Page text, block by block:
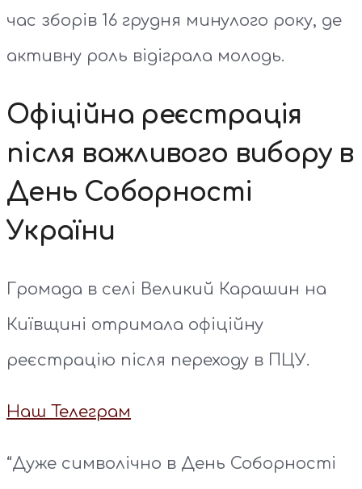
час зборів 16 грудня минулого року, де
активну роль відіграла молодь.
Офіційна реєстрація
після важливого вибору в
День Соборності
України
Громада в селі Великий Карашин на
Київщині отримала офіційну
реєстрацію після переходу в ПЦУ.
Наш Телеграм
“Дуже символічно в День Соборності